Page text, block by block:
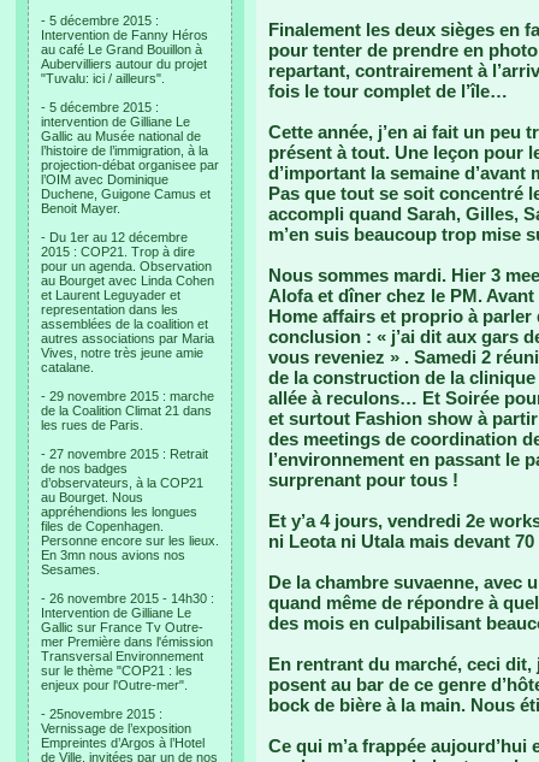
- 5 décembre 2015 :
Intervention de Fanny Héros
au café Le Grand Bouillon à
Aubervilliers autour du projet
"Tuvalu: ici / ailleurs".
- 5 décembre 2015 :
intervention de Gilliane Le
Gallic au Musée national de
l’histoire de l’immigration, à la
projection-débat organisee par
l’OIM avec Dominique
Duchene, Guigone Camus et
Benoit Mayer.
- Du 1er au 12 décembre
2015 : COP21. Trop à dire
pour un agenda. Observation
au Bourget avec Linda Cohen
et Laurent Leguyader et
representation dans les
assemblées de la coalition et
autres associations par Maria
Vives, notre très jeune amie
catalane.
- 29 novembre 2015 : marche
de la Coalition Climat 21 dans
les rues de Paris.
- 27 novembre 2015 : Retrait
de nos badges
d’observateurs, à la COP21
au Bourget. Nous
appréhendions les longues
files de Copenhagen.
Personne encore sur les lieux.
En 3mn nous avions nos
Sesames.
- 26 novembre 2015 - 14h30 :
Intervention de Gilliane Le
Gallic sur France Tv Outre-
mer Première dans l'émission
Transversal Environnement
sur le thème "COP21 : les
enjeux pour l'Outre-mer".
- 25novembre 2015 :
Vernissage de l’exposition
Empreintes d’Argos à l’Hotel
de Ville, invitées par un de nos
Finalement les deux sièges en
pour tenter de prendre en
repartant, contrairement à
fois le tour complet de l’île…
Cette année, j’en ai fait un peu
présent à tout. Une leçon pour
d’important la semaine
Pas que tout se soit concentré
accompli quand Sarah, Gilles,
m’en suis beaucoup trop mise
Nous sommes mardi. Hier 3
Alofa et dîner chez le PM.
Home affairs et proprio à parler
conclusion : « j’ai dit aux gars
vous reveniez » . Samedi 2
de la construction de la
allée à reculons… Et Soirée
et surtout Fashion show à partir
des meetings de coordination
l’environnement en passant le
surprenant pour tous !
Et y’a 4 jours, vendredi 2e
ni Leota ni Utala mais devant
De la chambre suvaenne, avec
quand même de répondre à
des mois en culpabilisant
En rentrant du marché, ceci dit,
posent au bar de ce genre
bock de bière à la main. Nous
Ce qui m’a frappée